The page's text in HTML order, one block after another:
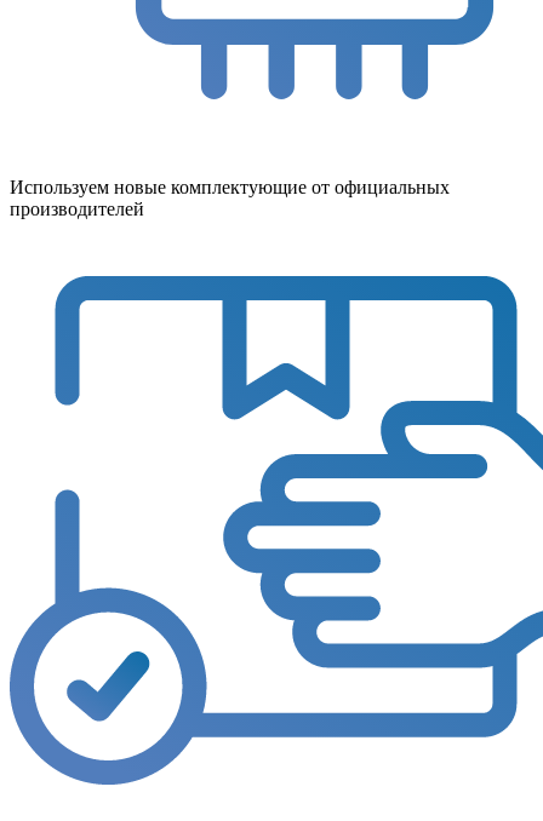
Используем новые комплектующие от официальных
производителей